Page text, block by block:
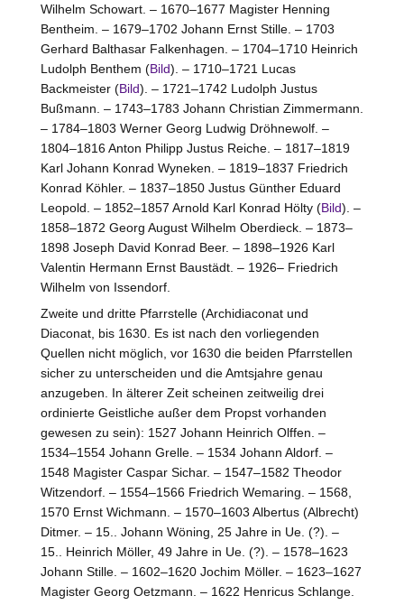
Wilhelm Schowart. – 1670–1677 Magister Henning
Bentheim. – 1679–1702 Johann Ernst Stille. – 1703
Gerhard Balthasar Falkenhagen. – 1704–1710 Heinrich
Ludolph Benthem (Bild). – 1710–1721 Lucas
Backmeister (Bild). – 1721–1742 Ludolph Justus
Bußmann. – 1743–1783 Johann Christian Zimmermann.
– 1784–1803 Werner Georg Ludwig Dröhnewolf. –
1804–1816 Anton Philipp Justus Reiche. – 1817–1819
Karl Johann Konrad Wyneken. – 1819–1837 Friedrich
Konrad Köhler. – 1837–1850 Justus Günther Eduard
Leopold. – 1852–1857 Arnold Karl Konrad Hölty (Bild). –
1858–1872 Georg August Wilhelm Oberdieck. – 1873–
1898 Joseph David Konrad Beer. – 1898–1926 Karl
Valentin Hermann Ernst Baustädt. – 1926– Friedrich
Wilhelm von Issendorf.
Zweite und dritte Pfarrstelle (Archidiaconat und
Diaconat, bis 1630. Es ist nach den vorliegenden
Quellen nicht möglich, vor 1630 die beiden Pfarrstellen
sicher zu unterscheiden und die Amtsjahre genau
anzugeben. In älterer Zeit scheinen zeitweilig drei
ordinierte Geistliche außer dem Propst vorhanden
gewesen zu sein): 1527 Johann Heinrich Olffen. –
1534–1554 Johann Grelle. – 1534 Johann Aldorf. –
1548 Magister Caspar Sichar. – 1547–1582 Theodor
Witzendorf. – 1554–1566 Friedrich Wemaring. – 1568,
1570 Ernst Wichmann. – 1570–1603 Albertus (Albrecht)
Ditmer. – 15.. Johann Wöning, 25 Jahre in Ue. (?). –
15.. Heinrich Möller, 49 Jahre in Ue. (?). – 1578–1623
Johann Stille. – 1602–1620 Jochim Möller. – 1623–1627
Magister Georg Oetzmann. – 1622 Henricus Schlange.